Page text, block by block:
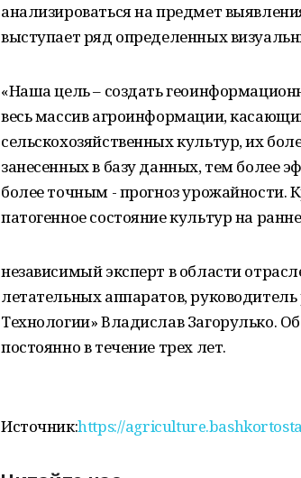
анализироваться на предмет
выступает ряд определенных
«Наша цель – создать
весь массив агроинформации,
сельскохозяйственных культур, их
занесенных в базу данных, тем более
более точным - прогноз
патогенное состояние культур на
независимый эксперт в области
летательных аппаратов,
Технологии» Владислав Загорулько.
постоянно в течение трех лет.
Источник:https://